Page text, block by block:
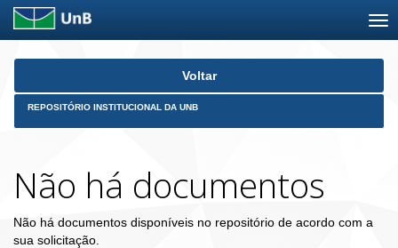
Skip
Voltar
REPOSITÓRIO INSTITUCIONAL DA UNB
Não há documentos
Não há documentos disponíveis no repositório de acordo com a
sua solicitação.